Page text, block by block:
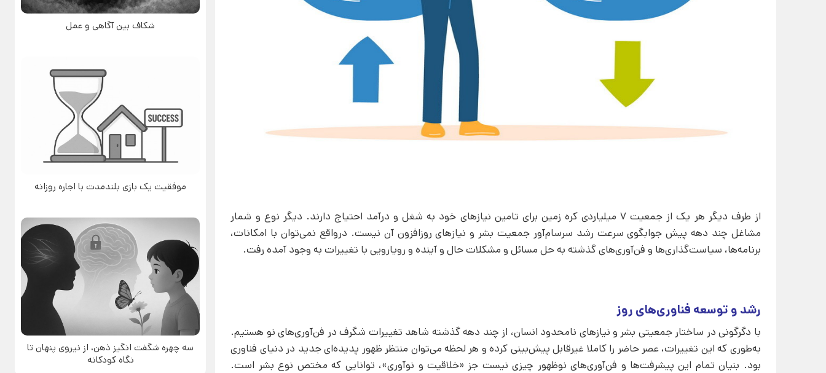
از طرف دیگر هر یک از جمعیت 7 میلیاردی کره زمین برای تامین نیازهای خود به شغل و درآمد احتیاج دارند. دیگر نوع و شمار
مشاغل چند دهه پیش جوابگوی سرعت رشد سرسام‌آور جمعیت بشر و نیازهای روزافزون آن نیست. درواقع نمی‌توان با امکانات،
برنامه‌ها، سیاست‌گذاری‌ها و فن‌آوری‌های گذشته به حل مسائل و مشکلات حال و آینده و رویارویی با تغییرات به وجود آمده رفت.
رشد و توسعه فناوری‌های روز
با دگرگونی در ساختار جمعیتی بشر و نیازهای نامحدود انسان، از چند دهه گذشته شاهد تغییرات شگرف در فن‌آوری‌های نو هستیم.
به‌طوری که این تغییرات، عصر حاضر را کاملا غیرقابل پیش‌بینی کرده و هر لحظه می‌توان منتظر ظهور پدیده‌ای جدید در دنیای فناوری
بود. بنیان تمام این پیشرفت‌ها و فن‌آوری‌های نوظهور چیزی نیست جز «خلاقیت و نوآوری»، توانایی که مختص نوع بشر است.
شکاف بین آگاهی و عمل
موفقیت یک بازی بلندمدت با اجاره روزانه
سه چهره شگفت انگیز ذهن، از نیروی پنهان تا
نگاه کودکانه